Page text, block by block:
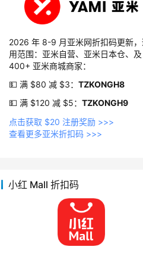
2026 年 8-9 月亚米网折扣码更新
用范围：亚米自营、亚米日本仓、及
400+ 亚米商城商家：
💵 满 $80 减 $3： TZKONGH8
💵 满 $120 减 $5： TZKONGH9
点击获取 $20 注册奖励 >>>
查看更多亚米折扣码 >>>
小红 Mall 折扣码